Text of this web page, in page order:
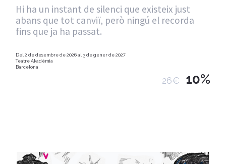
Hi ha un instant de silenci que existeix just
abans que tot canviï, però ningú el recorda
fins que ja ha passat.
Del 2 de desembre de 2026 al 3 de gener de 2027
Teatre Akadèmia
Barcelona
26€ 10%